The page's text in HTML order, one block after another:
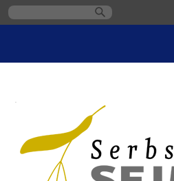
SERBSKI SEJM
GESCHÄFTSORDNUNG
PROTOKOLLE /